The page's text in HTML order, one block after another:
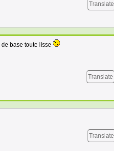
Translate
base toute lisse
Translate
Translate